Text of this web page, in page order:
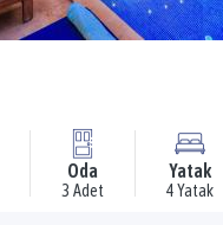
Oda
3 Adet
Yatak
4 Yatak